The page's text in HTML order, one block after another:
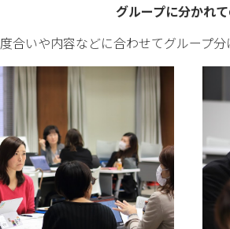
グループに分かれ
合いや内容などに合わせてグループ